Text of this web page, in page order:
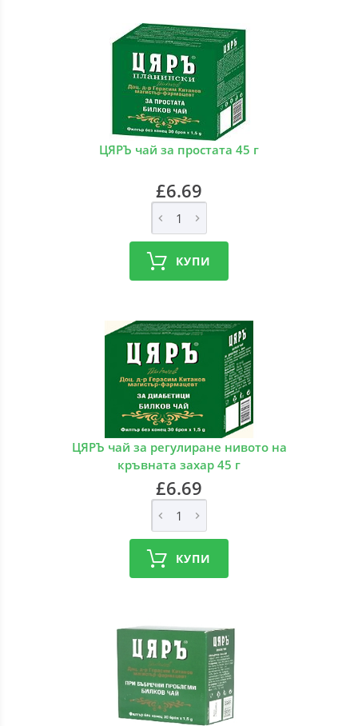
ЦЯРЪ чай за простата 45 г
£6.69
КУПИ
ЦЯРЪ чай за регулиране нивото на
кръвната захар 45 г
£6.69
КУПИ